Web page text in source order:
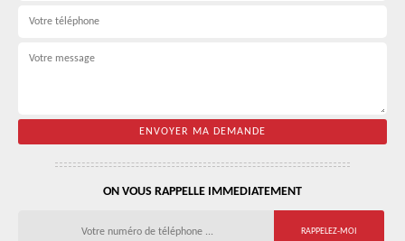
ON VOUS RAPPELLE IMMEDIATEMENT